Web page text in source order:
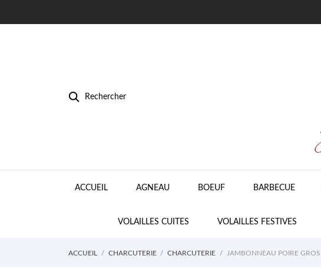
Rechercher
ACCUEIL AGNEAU BOEUF BARBECUE
VOLAILLES CUITES VOLAILLES FESTIVES
ACCUEIL CHARCUTERIE CHARCUTERIE JAMBONNEAU POIRE GROS